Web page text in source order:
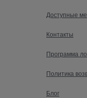
Доступные
Контакты
Программа
Политика
Блог